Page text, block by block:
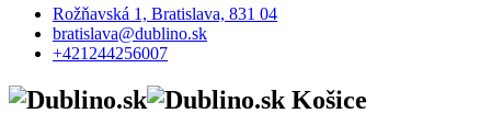
Rožňavská 1, Bratislava, 831 04
bratislava@dublino.sk
+421244256007
Košice